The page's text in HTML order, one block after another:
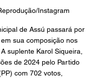
Instagram
de Assú passará por
sua composição nos
suplente Karol Siqueira,
de 2024 pelo Partido
com 702 votos,